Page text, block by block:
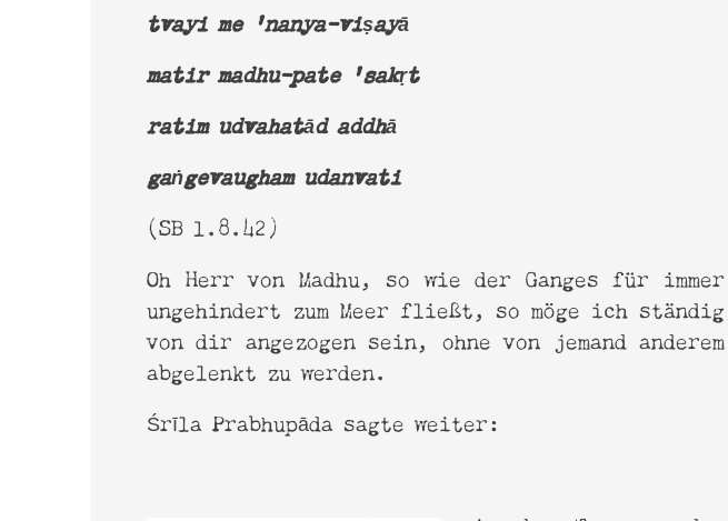
tvayi me 'nanya-viṣayā
matir madhu-pate 'sakṛt
ratim udvahatād addhā
gaṅgevaugham udanvati
(SB 1.8.42)
Oh Herr von Madhu, so wie der Ganges für immer
ungehindert zum Meer fließt, so möge ich ständig
von dir angezogen sein, ohne von jemand anderem
abgelenkt zu werden.
Śrīla Prabhupāda sagte weiter: